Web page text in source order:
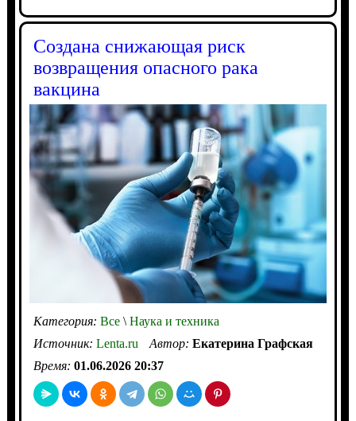
Создана снижающая риск
возвращения опасного рака
вакцина
Категория: Все\Наука и техника
Источник: Lenta.ru Автор: Екатерина Графская
Время: 01.06.2026 20:37